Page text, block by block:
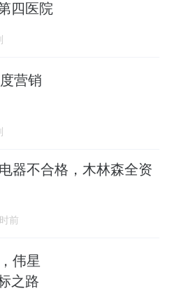
四医院
营销
器不合格，木林森全资
前
伟星
之路